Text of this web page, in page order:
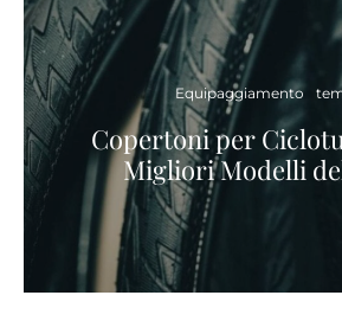
Equipaggiamento
Copertoni per
Migliori Modelli